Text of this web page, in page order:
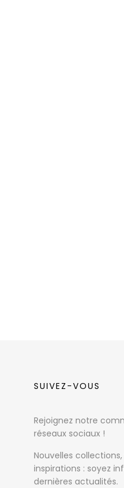
SUIVEZ-VOUS
Rejoignez notre
réseaux sociaux !
Nouvelles
inspirations : soyez
dernières actualités.